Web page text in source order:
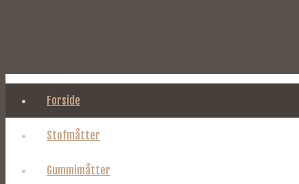
Forside
Stofmåtter
Gummimåtter